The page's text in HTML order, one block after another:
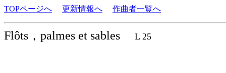
TOPページへ 更新情報へ 作曲者一覧へ
Flôts，palmes et sables L 25